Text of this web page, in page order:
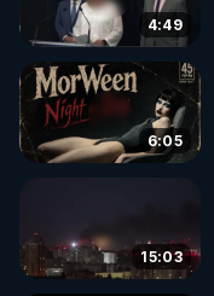
4:49
6:05
15:03